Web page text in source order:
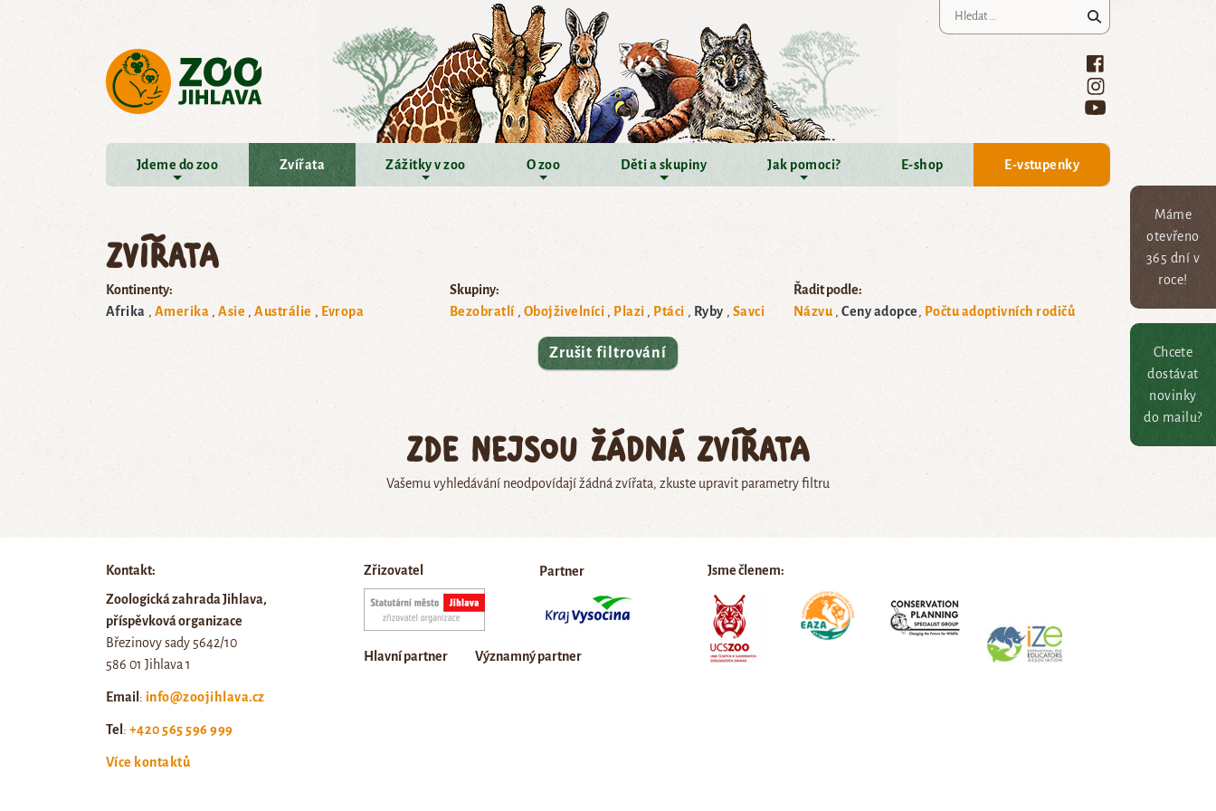
Máme
otevřeno
365 dní v
roce!
Chcete
dostávat
novinky
do mailu?
Jdeme do zoo Zvířata Zážitky v zoo O zoo Děti a skupiny Jak pomoci? E-shop E-vstupenky
Zvířata
Kontinenty:
Afrika
Amerika Asie Austrálie Evropa
Skupiny:
Bezobratlí
Obojživelníci Plazi Ptáci Ryby Savci
Řadit podle:
Názvu
Ceny adopce Počtu adoptivních rodičů
Zrušit filtrování
Zde nejsou žádná zvířata
Vašemu vyhledávání neodpovídají žádná zvířata, zkuste upravit parametry filtru
Kontakt:
Zoologická zahrada Jihlava,
příspěvková organizace
Březinovy sady 5642/10
586 01 Jihlava 1
Email : info@zoojihlava.cz
Tel : +420 565 596 999
Více kontaktů
Zřizovatel Partner
Hlavní partner Významný partner
Jsme členem: